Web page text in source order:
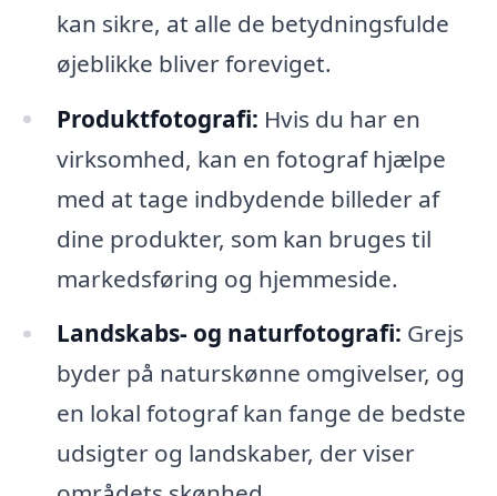
kan sikre, at alle de betydningsfulde
øjeblikke bliver foreviget.
Produktfotografi: Hvis du har en
virksomhed, kan en fotograf hjælpe
med at tage indbydende billeder af
dine produkter, som kan bruges til
markedsføring og hjemmeside.
Landskabs- og naturfotografi: Grejs
byder på naturskønne omgivelser, og
en lokal fotograf kan fange de bedste
udsigter og landskaber, der viser